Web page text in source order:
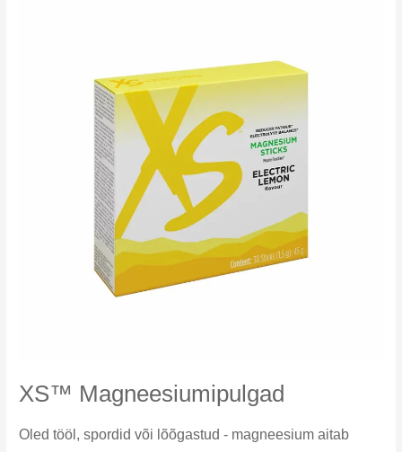
XS™ Magneesiumipulgad
Oled tööl, spordid või lõõgastud - magneesium aitab